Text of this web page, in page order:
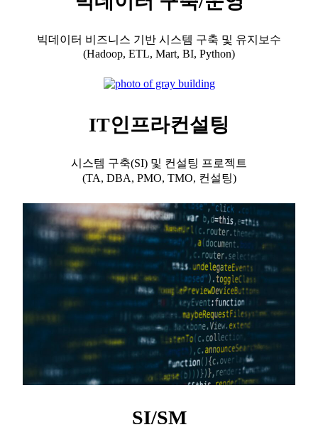
빅데이터 비즈니스 기반 시스템 구축 및 유지보수
(Hadoop, ETL, Mart, BI, Python)
IT인프라컨설팅
시스템 구축(SI) 및 컨설팅 프로젝트
(TA, DBA, PMO, TMO, 컨설팅)
SI/SM